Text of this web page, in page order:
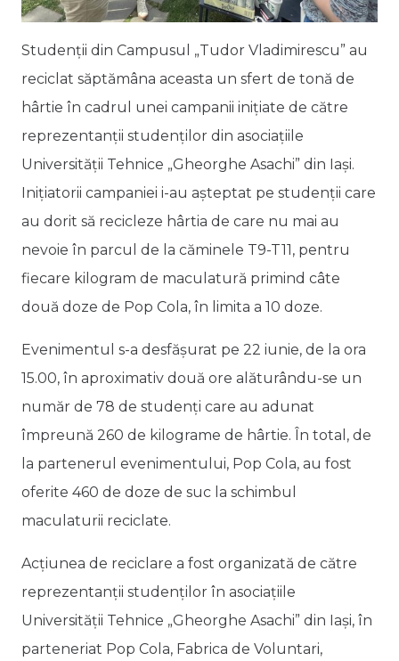
Studenții din Campusul „Tudor Vladimirescu” au
reciclat săptămâna aceasta un sfert de tonă de
hârtie în cadrul unei campanii inițiate de către
reprezentanții studenților din asociațiile
Universității Tehnice „Gheorghe Asachi” din Iași.
Inițiatorii campaniei i-au așteptat pe studenții care
au dorit să recicleze hârtia de care nu mai au
nevoie în parcul de la căminele T9-T11, pentru
fiecare kilogram de maculatură primind câte
două doze de Pop Cola, în limita a 10 doze.
Evenimentul s-a desfășurat pe 22 iunie, de la ora
15.00, în aproximativ două ore alăturându-se un
număr de 78 de studenți care au adunat
împreună 260 de kilograme de hârtie. În total, de
la partenerul evenimentului, Pop Cola, au fost
oferite 460 de doze de suc la schimbul
maculaturii reciclate.
Acțiunea de reciclare a fost organizată de către
reprezentanții studenților în asociațiile
Universității Tehnice „Gheorghe Asachi” din Iași, în
parteneriat Pop Cola, Fabrica de Voluntari,